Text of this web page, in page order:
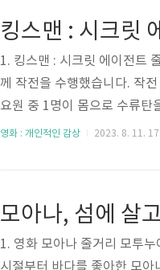
지 않습니다. 그런 라라진은
킹스맨 : 시크릿
1. 킹스맨 : 시크릿 에이전트
께 작전을 수행했습니다. 작
요원 중 1명이 몸으로 수류탄
게 감사함 마음이 들어 해리
를 구출하기 위해 킹스맨 '랜
영화 : 개인적인 감상 2023. 8. 11.
모아나, 섬에 살
1. 영화 모아나 줄거리 모투
시절부터 바다를 좋아한 모